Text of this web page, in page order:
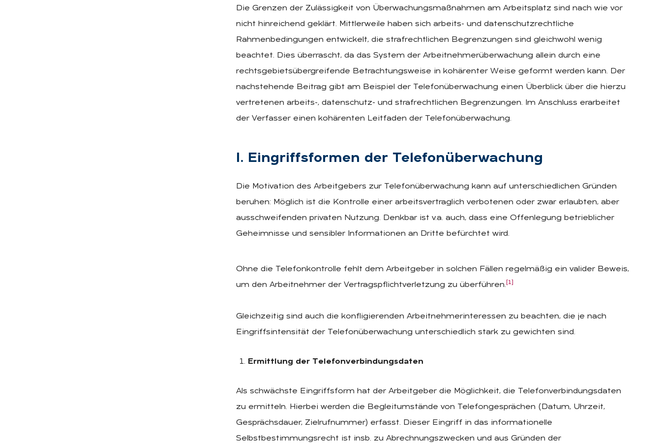
Die Grenzen der Zulässigkeit von Überwachungsmaßnahmen am Arbeitsplatz sind nach wie vor
nicht hinreichend geklärt. Mittlerweile haben sich arbeits- und datenschutzrechtliche
Rahmenbedingungen entwickelt, die strafrechtlichen Begrenzungen sind gleichwohl wenig
beachtet. Dies überrascht, da das System der Arbeitnehmerüberwachung allein durch eine
rechtsgebietsübergreifende Betrachtungsweise in kohärenter Weise geformt werden kann. Der
nachstehende Beitrag gibt am Beispiel der Telefonüberwachung einen Überblick über die hierzu
vertretenen arbeits-, datenschutz- und strafrechtlichen Begrenzungen. Im Anschluss erarbeitet
der Verfasser einen kohärenten Leitfaden der Telefonüberwachung.
I. Ein­griffs­for­men der Te­le­fon­über­wa­chung
Die Motivation des Arbeitgebers zur Telefonüberwachung kann auf unterschiedlichen Gründen
beruhen: Möglich ist die Kontrolle einer arbeitsvertraglich verbotenen oder zwar erlaubten, aber
ausschweifenden privaten Nutzung. Denkbar ist v.a. auch, dass eine Offenlegung betrieblicher
Geheimnisse und sensibler Informationen an Dritte befürchtet wird.
Ohne die Telefonkontrolle fehlt dem Arbeitgeber in solchen Fällen regelmäßig ein valider Beweis,
um den Arbeitnehmer der Vertragspflichtverletzung zu überführen. [1]
Gleichzeitig sind auch die konfligierenden Arbeitnehmerinteressen zu beachten, die je nach
Eingriffsintensität der Telefonüberwachung unterschiedlich stark zu gewichten sind.
Ermittlung der Telefonverbindungsdaten
Als schwächste Eingriffsform hat der Arbeitgeber die Möglichkeit, die Telefonverbindungsdaten
zu ermitteln. Hierbei werden die Begleitumstände von Telefongesprächen (Datum, Uhrzeit,
Gesprächsdauer, Zielrufnummer) erfasst. Dieser Eingriff in das informationelle
Selbstbestimmungsrecht ist insb. zu Abrechnungszwecken und aus Gründen der